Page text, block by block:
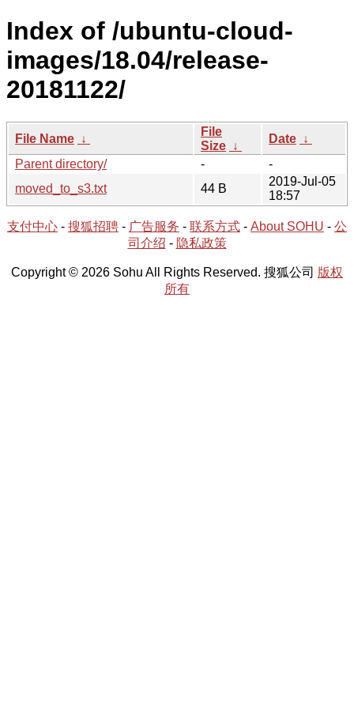
Index of /ubuntu-cloud-
images/18.04/release-
20181122/
File Name ↓
File
Size ↓
Date ↓
Parent directory/
-
-
moved_to_s3.txt
44 B
2019-Jul-05
18:57
支付中心 - 搜狐招聘 - 广告服务 - 联系方式 - About SOHU - 公
司介绍 - 隐私政策
Copyright © 2026 Sohu All Rights Reserved. 搜狐公司 版权
所有